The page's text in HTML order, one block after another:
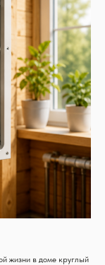
жизни в доме круглый